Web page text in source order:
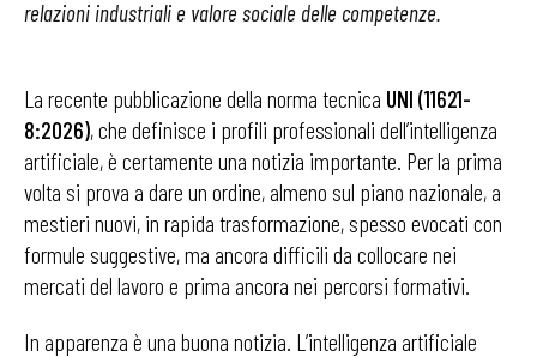
relazioni industriali e valore sociale delle competenze.
La recente pubblicazione della norma tecnica UNI (11621-
8:2026), che definisce i profili professionali dell’intelligenza
artificiale, è certamente una notizia importante. Per la prima
volta si prova a dare un ordine, almeno sul piano nazionale, a
mestieri nuovi, in rapida trasformazione, spesso evocati con
formule suggestive, ma ancora difficili da collocare nei
mercati del lavoro e prima ancora nei percorsi formativi.
In apparenza è una buona notizia. L’intelligenza artificiale